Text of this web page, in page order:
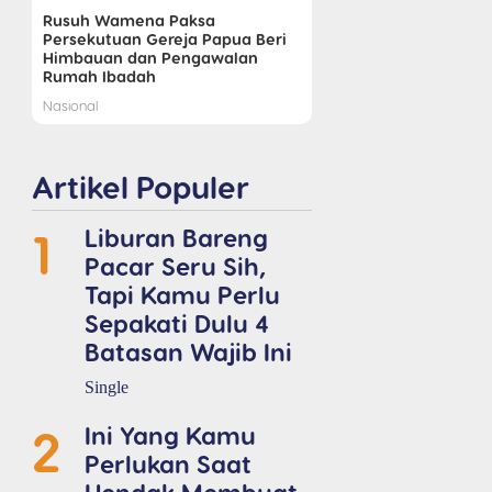
Rusuh Wamena Paksa
Persekutuan Gereja Papua Beri
Himbauan dan Pengawalan
Rumah Ibadah
Nasional
Artikel Populer
1
Liburan Bareng
Pacar Seru Sih,
Tapi Kamu Perlu
Sepakati Dulu 4
Batasan Wajib Ini
Single
2
Ini Yang Kamu
Perlukan Saat